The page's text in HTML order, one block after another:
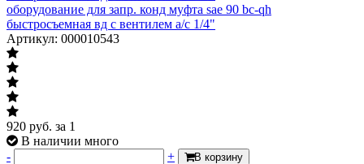
оборудование для запр. конд муфта sae 90 bc-qh
быстросъемная вд с вентилем а/с 1/4"
Артикул: 000010543
920 руб. за 1
В наличии много
-
+ В корзину